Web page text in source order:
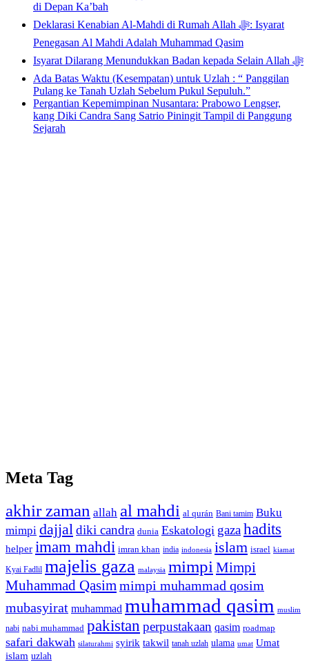
di Depan Ka’bah
Deklarasi Kenabian Al-Mahdi di Rumah Allah ﷻ: Isyarat
Penegasan Al Mahdi Adalah Muhammad Qasim
Isyarat Dilarang Menundukkan Badan kepada Selain Allah ﷻ
Ada Batas Waktu (Kesempatan) untuk Uzlah : “ Panggilan
Pulang ke Tanah Uzlah Sebelum Pukul Sepuluh.”
Pergantian Kepemimpinan Nusantara: Prabowo Lengser,
kang Diki Candra Sang Satrio Piningit Tampil di Panggung
Sejarah
Meta Tag
akhir zaman allah al mahdi al qurán Bani tamim Buku
mimpi dajjal diki candra dunia Eskatologi gazahadits
helper imam mahdi imran khan india indonesia islam israel kiamat
Kyai Fadlil majelis gaza malaysia mimpi Mimpi
Muhammad Qasim mimpi muhammad qosim
mubasyirat muhammad muhammad qasim muslim
nabi nabi muhammad pakistan perpustakaan qasim roadmap
safari dakwah silaturahmi syirik takwil tanah uzlah ulama umat Umat
islam uzlah